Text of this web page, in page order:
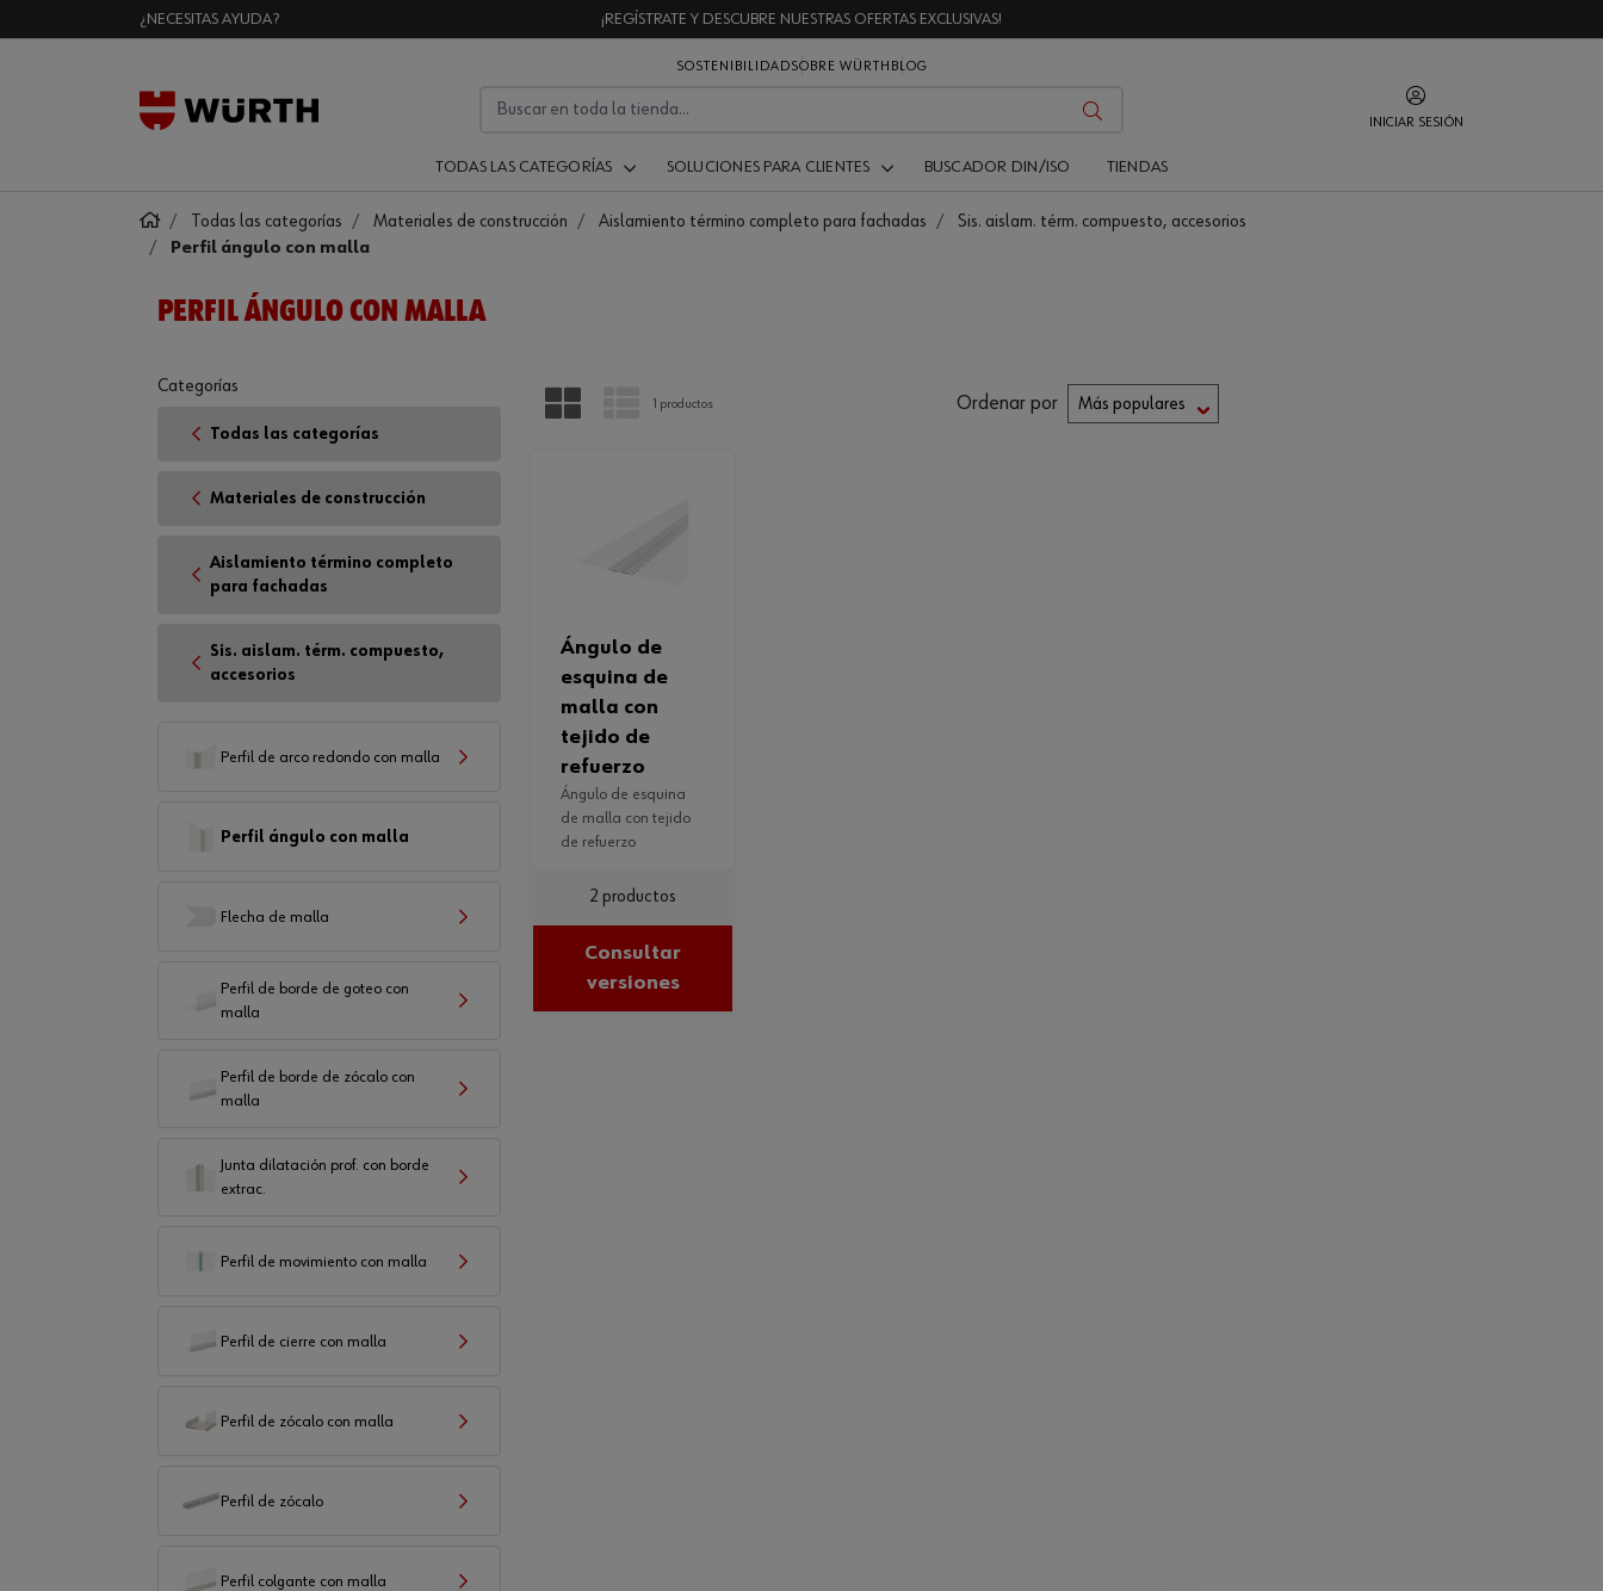
¿NECESITAS AYUDA? ¡REGÍSTRATE Y DESCUBRE NUESTRAS OFERTAS EXCLUSIVAS!
SOSTENIBILIDADSOBRE WÜRTH BLOG
INICIAR SESIÓN
TODAS LAS CATEGORÍAS SOLUCIONES PARA CLIENTES BUSCADOR DIN/ISO TIENDAS
Todas las categorías Materiales de construcción Aislamiento término completo para fachadas
Sis. aislam. térm. compuesto, accesorios
Perfil ángulo con malla
PERFIL ÁNGULO CON MALLA
PARRILLA LISTA
1 productos Ordenar por
ángulo de
esquina de
malla con
tejido de
refuerzo
ángulo de esquina
de malla con tejido
de refuerzo
2 productos
Consultar
versiones
Categorías
Todas las categorías
Materiales de construcción
Aislamiento término completo
para fachadas
Sis. aislam. térm. compuesto,
accesorios
Perfil de arco redondo con malla
Perfil ángulo con malla
Flecha de malla
Perfil de borde de goteo con
malla
Perfil de borde de zócalo con
malla
Junta dilatación prof. con borde
extrac.
Perfil de movimiento con malla
Perfil de cierre con malla
Perfil de zócalo con malla
Perfil de zócalo
Perfil colgante con malla